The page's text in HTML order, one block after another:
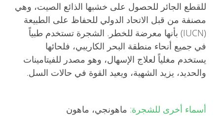
للقطع الجائر للحصول على خشبها الذائع الصيت، وهي
مصنفة من قبل الاتحاد الدولي للحفاظ على الطبيعة
(IUCN) بأنها معرضة للخطر. الشجرة تستخدم طبياً
في جميع أنحاء منطقة البحر الكاريبي، فلحائها
يستخدم مغلياً لعلاج الإسهال، وهو مصدر للفيتامينات
والحديد، يزيد الشهية، ويعيد القوة في حالات السل.
أسماء أخرى للشجرة: ماهونجي، ماهون